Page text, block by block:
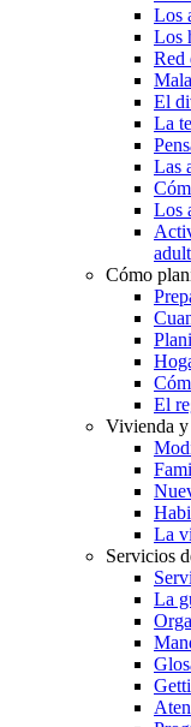
Los
Los
Red
El
La
Las
Los
Cómo
El
Vivienda y
La
Servicios
La